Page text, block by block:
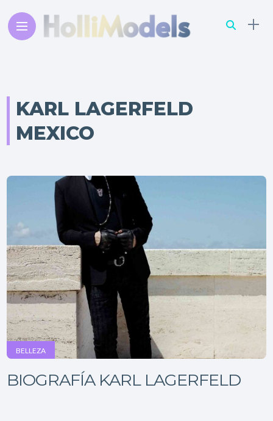
KARL LAGERFELD
MEXICO
BELLEZA
BIOGRAFÍA KARL LAGERFELD